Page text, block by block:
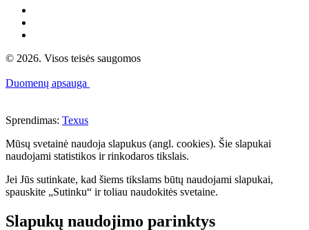
© 2026. Visos teisės saugomos
Duomenų apsauga
Sprendimas: Texus
Mūsų svetainė naudoja slapukus (angl. cookies). Šie slapukai
naudojami statistikos ir rinkodaros tikslais.
Jei Jūs sutinkate, kad šiems tikslams būtų naudojami slapukai,
spauskite „Sutinku“ ir toliau naudokitės svetaine.
Slapukų naudojimo parinktys